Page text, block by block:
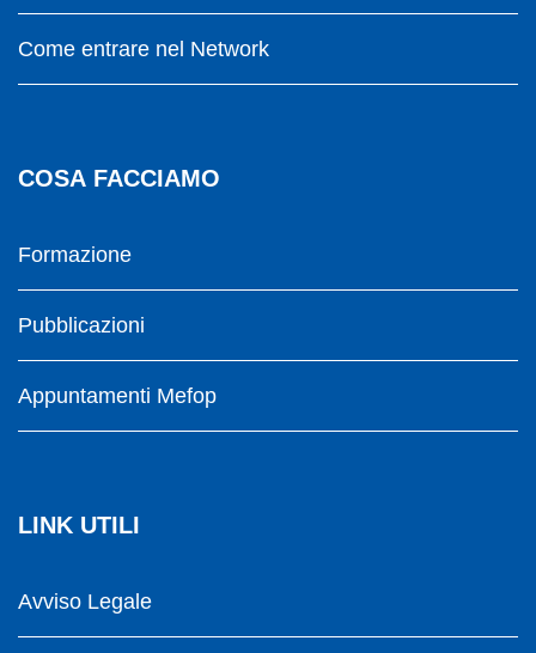
Come entrare nel Network
COSA FACCIAMO
Formazione
Pubblicazioni
Appuntamenti Mefop
LINK UTILI
Avviso Legale